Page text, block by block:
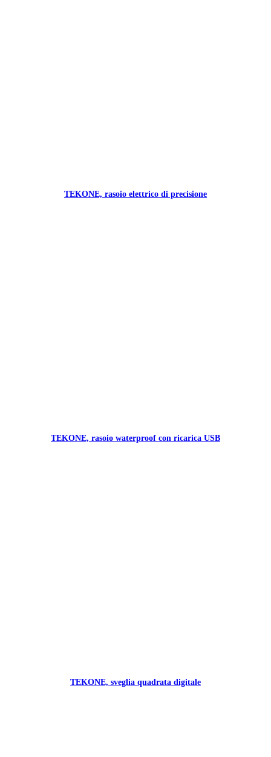
TEKONE, rasoio elettrico di precisione
TEKONE, rasoio waterproof con ricarica USB
TEKONE, sveglia quadrata digitale